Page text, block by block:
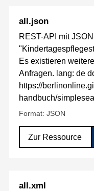
all.json
REST-API mit
Es existieren
Anfragen. lang: de
https://
handbuch/
Format: JSON
Zur Ressource
all.xml